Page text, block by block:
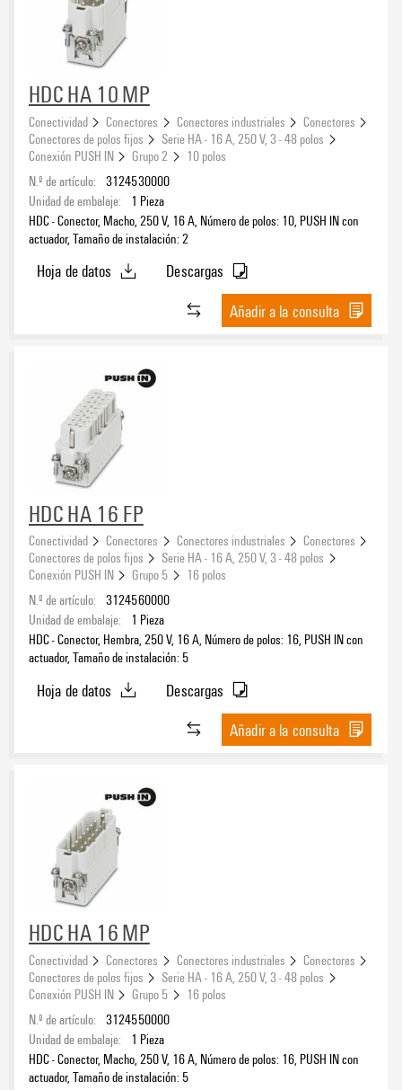
HDC HA 10 MP
Conectividad Conectores Conectores industriales
Conectores
Conectores de polos fijos
Serie HA - 16 A, 250 V, 3 - 48 polos
Conexión PUSH IN
Grupo 2
10 polos
N.º de artículo: 3124530000
Unidad de embalaje:
1 Pieza
HDC - Conector, Macho, 250 V, 16 A, Número de polos: 10, PUSH IN con
actuador, Tamaño de instalación: 2
Hoja de datos
Descargas
Añadir a la consulta
HDC HA 16 FP
Conectividad Conectores Conectores industriales
Conectores
Conectores de polos fijos
Serie HA - 16 A, 250 V, 3 - 48 polos
Conexión PUSH IN
Grupo 5
16 polos
N.º de artículo: 3124560000
Unidad de embalaje:
1 Pieza
HDC - Conector, Hembra, 250 V, 16 A, Número de polos: 16, PUSH IN con
actuador, Tamaño de instalación: 5
Hoja de datos
Descargas
Añadir a la consulta
HDC HA 16 MP
Conectividad Conectores Conectores industriales
Conectores
Conectores de polos fijos
Serie HA - 16 A, 250 V, 3 - 48 polos
Conexión PUSH IN
Grupo 5
16 polos
N.º de artículo: 3124550000
Unidad de embalaje:
1 Pieza
HDC - Conector, Macho, 250 V, 16 A, Número de polos: 16, PUSH IN con
actuador, Tamaño de instalación: 5